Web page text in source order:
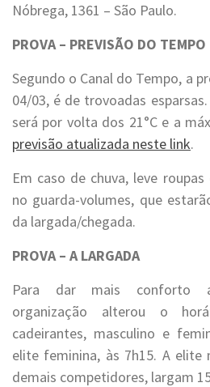
Nóbrega, 1361 – São Paulo.
PROVA – PREVISÃO DO TEMPO
Segundo o Canal do Tempo, a
04/03, é de trovoadas
será por volta dos 21°C e a
previsão atualizada neste link.
Em caso de chuva, leve
no guarda-volumes, que
da largada/chegada.
PROVA – A LARGADA
Para dar mais conforto
organização alterou o
cadeirantes, masculino e
elite feminina, às 7h15. A elite
demais competidores, largam